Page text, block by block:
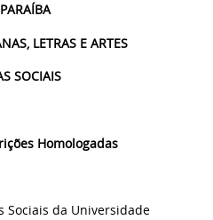
LETRAS E ARTES
SOCIAIS
Homologadas
Sociais da Universidade